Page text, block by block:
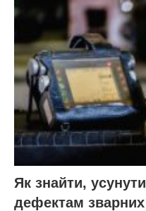
Як знайти,
дефектам зварних